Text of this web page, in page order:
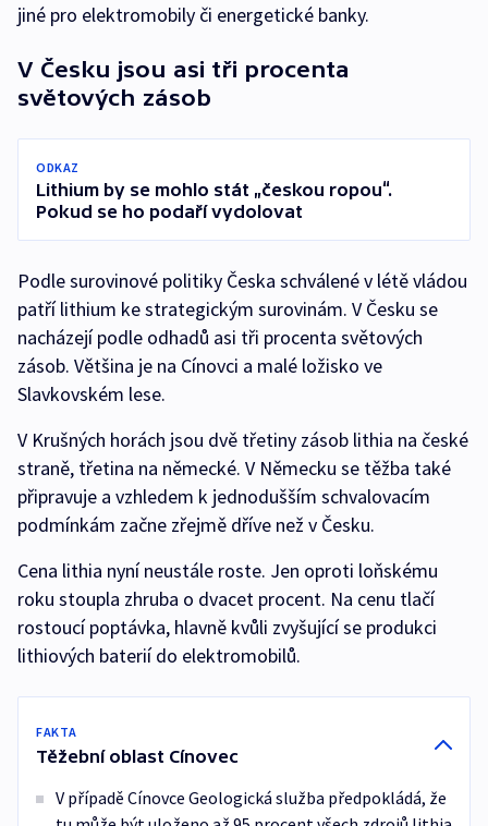
jiné pro elektromobily či energetické banky.
V Česku jsou asi tři procenta
světových zásob
ODKAZ
Lithium by se mohlo stát „českou ropou“.
Pokud se ho podaří vydolovat
Podle surovinové politiky Česka schválené v létě vládou
patří lithium ke strategickým surovinám. V Česku se
nacházejí podle odhadů asi tři procenta světových
zásob. Většina je na Cínovci a malé ložisko ve
Slavkovském lese.
V Krušných horách jsou dvě třetiny zásob lithia na české
straně, třetina na německé. V Německu se těžba také
připravuje a vzhledem k jednodušším schvalovacím
podmínkám začne zřejmě dříve než v Česku.
Cena lithia nyní neustále roste. Jen oproti loňskému
roku stoupla zhruba o dvacet procent. Na cenu tlačí
rostoucí poptávka, hlavně kvůli zvyšující se produkci
lithiových baterií do elektromobilů.
FAKTA
Těžební oblast Cínovec
V případě Cínovce Geologická služba předpokládá, že